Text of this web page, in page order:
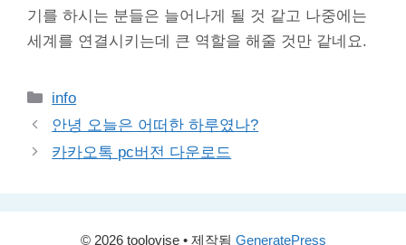
기를 하시는 분들은 늘어나게 될 것 같고 나중에는
세계를 연결시키는데 큰 역할을 해줄 것만 같네요.
카
테
리
info
안녕 오늘은 어떠한 하루였나?
카카오톡 pc버전 다운로드
© 2026 toolovise• 제작됨 GeneratePress